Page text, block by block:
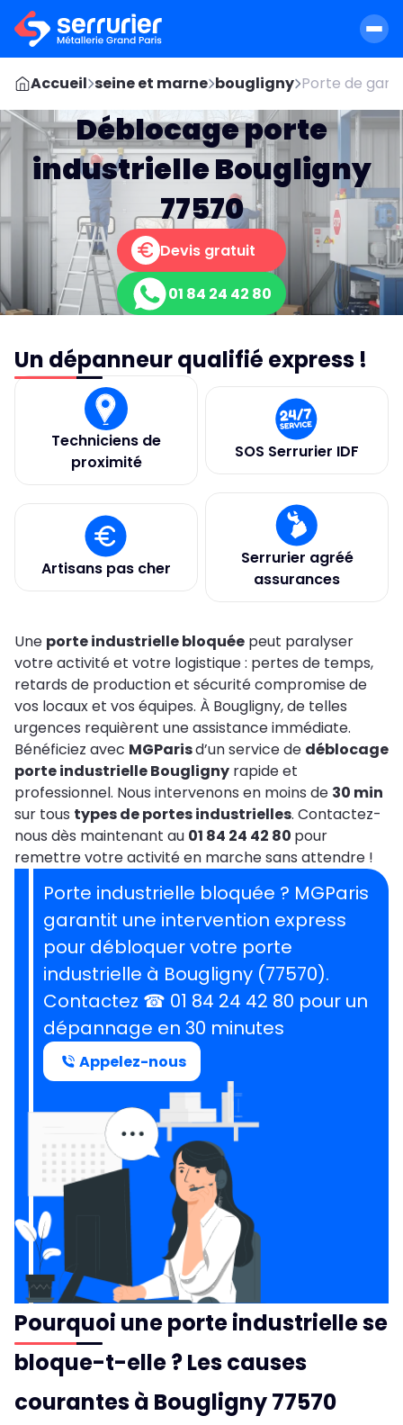
Accueil seine et marne bougligny Porte de
Déblocage porte
industrielle Bougligny
77570
Devis gratuit
01 84 24 42 80
Un dépanneur qualifié express !
Techniciens de
proximité
SOS Serrurier IDF
Artisans pas cher
Serrurier agréé
assurances
Une porte industrielle bloquée peut paralyser
votre activité et votre logistique : pertes de temps,
retards de production et sécurité compromise de
vos locaux et vos équipes. À Bougligny, de telles
urgences requièrent une assistance immédiate.
Bénéficiez avec MGParisd’un service de déblocage
porte industrielle Bougligny rapide et
professionnel. Nous intervenons en moins de 30 min
sur tous types de portes industrielles. Contactez-
nous dès maintenant au 01 84 24 42 80 pour
remettre votre activité en marche sans attendre !
Porte industrielle bloquée ? MGParis
garantit une intervention express
pour débloquer votre porte
industrielle à Bougligny (77570).
Contactez ☎ 01 84 24 42 80 pour un
dépannage en 30 minutes
Appelez-nous
Pourquoi une porte industrielle se
bloque-t-elle ? Les causes
courantes à Bougligny 77570